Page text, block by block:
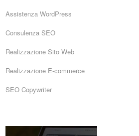
Assistenza WordPress
Consulenza SEO
Realizzazione Sito Web
Realizzazione E-commerce
SEO Copywriter